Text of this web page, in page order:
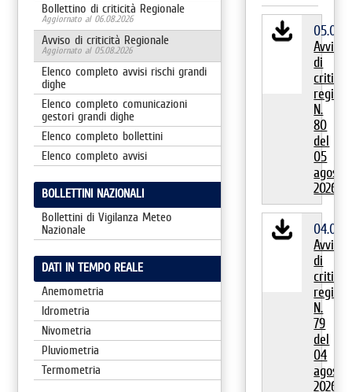
Bollettino di criticità Regionale
Aggiornato al 06.08.2026
Avviso di criticità Regionale
Aggiornato al 05.08.2026
Elenco completo avvisi rischi grandi
dighe
Elenco completo comunicazioni
gestori grandi dighe
Elenco completo bollettini
Elenco completo avvisi
BOLLETTINI NAZIONALI
Bollettini di Vigilanza Meteo
Nazionale
DATI IN TEMPO REALE
Anemometria
Idrometria
Nivometria
Pluviometria
Termometria
Avviso
di
N.
80
del
05
agosto
2026
Avviso
di
N.
79
del
04
agosto
2026